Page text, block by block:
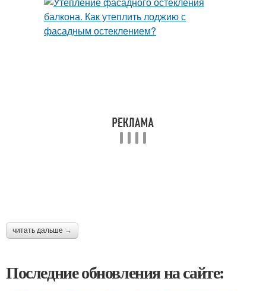
читать дальше →
Последние обновления на сайте: